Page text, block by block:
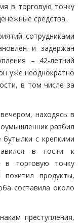
в торговую точку
средства.
сотрудниками
и задержан
– 42-летний
уже неоднократно
в том числе за
находясь в
разбил
с крепкими
в гости к
в торговую точку
продукты,
составила около
преступления,